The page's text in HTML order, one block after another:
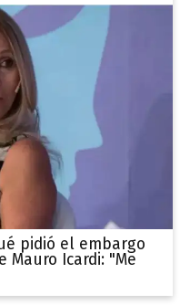
pidió el embargo
Mauro Icardi: "Me